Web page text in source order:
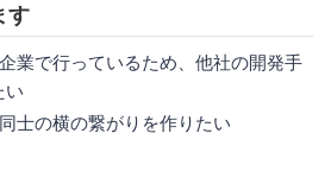
す
業で行っているため、他社の開発手
い
士の横の繋がりを作りたい